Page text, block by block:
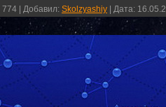
774 Добавил: Skolzyashiy Дата: